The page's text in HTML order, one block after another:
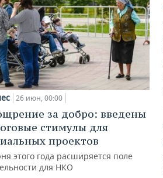
26 июн, 00:00
за добро: введены
стимулы для
проектов
этого года расширяется поле
для НКО